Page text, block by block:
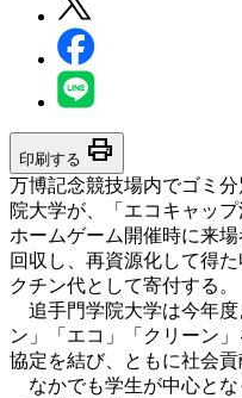
印刷する print
万博記念競技場内でゴミ
院大学が、「エコキャッ
ホームゲーム開催時に来
回収し、再資源化して得
クチン代として寄付する。
追手門学院大学は今年度
ン」「エコ」「クリーン
協定を結び、ともに社会貢
なかでも学生が中心とな